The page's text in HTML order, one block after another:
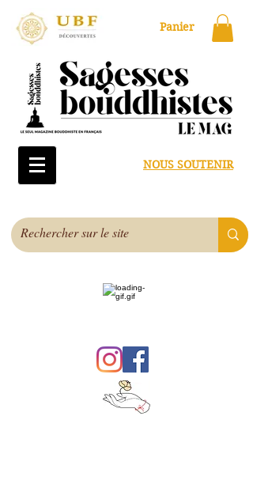
Panier
NOUS SOUTENIR